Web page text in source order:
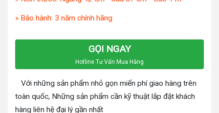
» Bảo hành: 3 năm chính hãng
GỌI NGAY
Hotline Tư Vấn Mua Hàng
Với những sản phẩm nhỏ gọn miến phí giao hàng trên
toàn quốc, Những sản phẩm cần kỹ thuật lắp đặt khách
hàng liên hệ đại lý gần nhất